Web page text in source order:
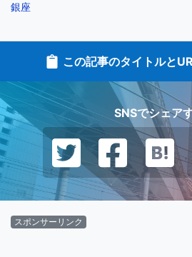
銀座
この記事のタイトルと
SNSでシェア
スポンサーリンク